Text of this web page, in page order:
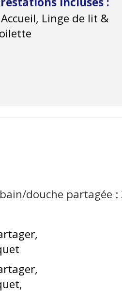
Accueil, Linge de lit &
douche partagée :